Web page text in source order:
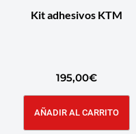
Kit adhesivos KTM
195,00€
AÑADIR AL CARRITO